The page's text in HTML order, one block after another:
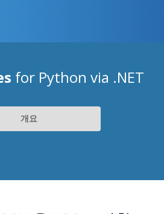
for Python via .NET
개요